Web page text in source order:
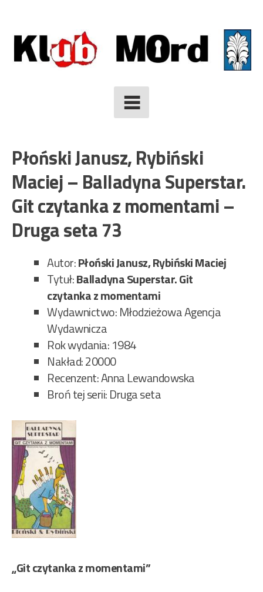
to
content
Płoński Janusz, Rybiński
Maciej – Balladyna Superstar.
Git czytanka z momentami –
Druga seta 73
Autor:Płoński Janusz, Rybiński Maciej
Tytuł:Balladyna Superstar. Git
czytanka z momentami
Wydawnictwo: Młodzieżowa Agencja
Wydawnicza
Rok wydania: 1984
Nakład: 20000
Recenzent: Anna Lewandowska
Broń tej serii: Druga seta
„Git czytanka z momentami”